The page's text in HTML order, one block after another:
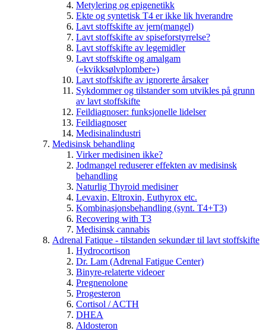
Metylering og epigenetikk
Ekte og syntetisk T4 er ikke lik hverandre
Lavt stoffskifte av jern(mangel)
Lavt stoffskifte av spiseforstyrrelse?
Lavt stoffskifte av legemidler
Lavt stoffskifte og amalgam
(«kvikksølvplomber»)
Lavt stoffskifte av ignorerte årsaker
Sykdommer og tilstander som utvikles på grunn
av lavt stoffskifte
Feildiagnoser: funksjonelle lidelser
Feildiagnoser
Medisinalindustri
Medisinsk behandling
Virker medisinen ikke?
Jodmangel reduserer effekten av medisinsk
behandling
Naturlig Thyroid medisiner
Levaxin, Eltroxin, Euthyrox etc.
Kombinasjonsbehandling (synt. T4+T3)
Recovering with T3
Medisinsk cannabis
Adrenal Fatique - tilstanden sekundær til lavt stoffskifte
Hydrocortison
Dr. Lam (Adrenal Fatigue Center)
Binyre-relaterte videoer
Pregnenolone
Progesteron
Cortisol / ACTH
DHEA
Aldosteron